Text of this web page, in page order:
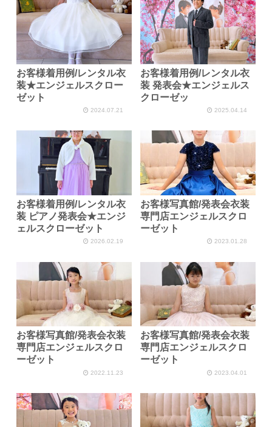
お客様着用例/レンタル衣
装★エンジェルスクロー
ゼット
2024.07.21
お客様着用例/レンタル衣
装 発表会★エンジェルス
クローゼッ
2025.04.14
お客様着用例/レンタル衣
装 ピアノ発表会★エンジ
ェルスクローゼット
2026.02.19
お客様写真館/発表会衣装
専門店エンジェルスクロ
ーゼット
2023.01.28
お客様写真館/発表会衣装
専門店エンジェルスクロ
ーゼット
2022.11.23
お客様写真館/発表会衣装
専門店エンジェルスクロ
ーゼット
2023.04.01